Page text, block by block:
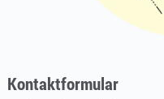
Kontaktformular